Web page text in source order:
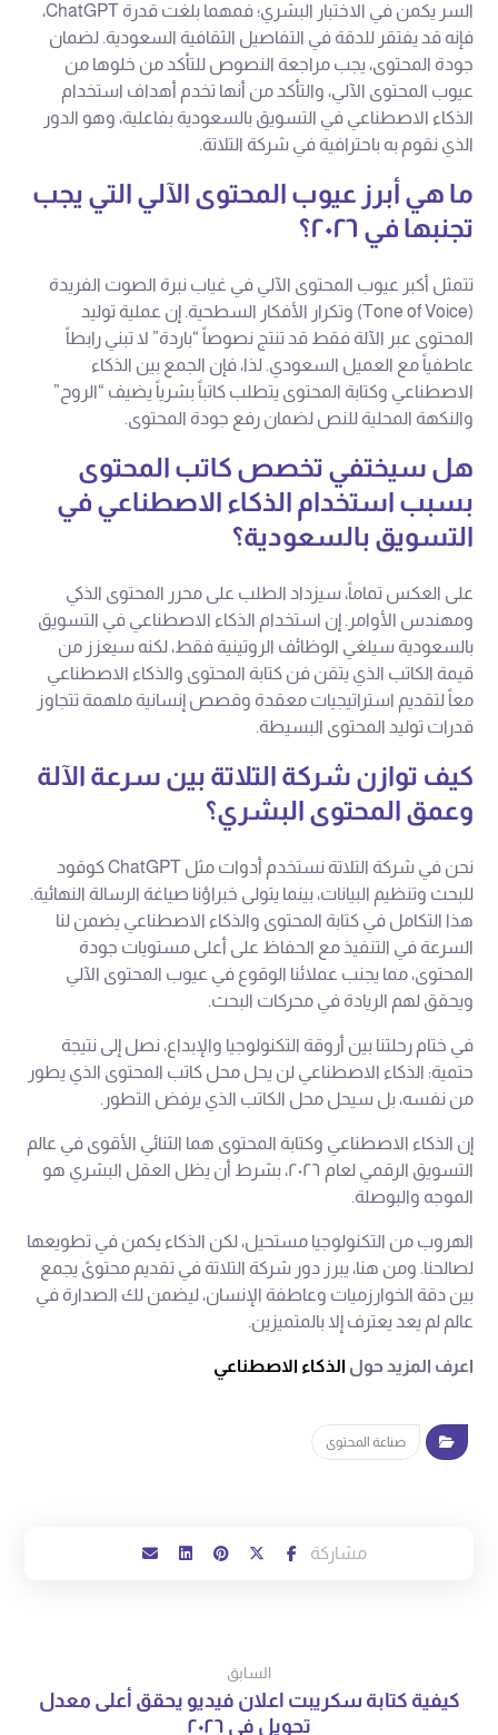
السر يكمن في الاختبار البشري؛ فمهما بلغت قدرة ChatGPT،
فإنه قد يفتقر للدقة في التفاصيل الثقافية السعودية. لضمان
جودة المحتوى، يجب مراجعة النصوص للتأكد من خلوها من
عيوب المحتوى الآلي، والتأكد من أنها تخدم أهداف استخدام
الذكاء الاصطناعي في التسويق بالسعودية بفاعلية، وهو الدور
الذي نقوم به باحترافية في شركة التلاتة.
ما هي أبرز عيوب المحتوى الآلي التي يجب
تجنبها في ٢٠٢٦؟
تتمثل أكبر عيوب المحتوى الآلي في غياب نبرة الصوت الفريدة
(Tone of Voice) وتكرار الأفكار السطحية. إن عملية توليد
المحتوى عبر الآلة فقط قد تنتج نصوصاً “باردة” لا تبني رابطاً
عاطفياً مع العميل السعودي. لذا، فإن الجمع بين الذكاء
الاصطناعي وكتابة المحتوى يتطلب كاتباً بشرياً يضيف “الروح”
والنكهة المحلية للنص لضمان رفع جودة المحتوى.
هل سيختفي تخصص كاتب المحتوى
بسبب استخدام الذكاء الاصطناعي في
التسويق بالسعودية؟
على العكس تماماً، سيزداد الطلب على محرر المحتوى الذكي
ومهندس الأوامر. إن استخدام الذكاء الاصطناعي في التسويق
بالسعودية سيلغي الوظائف الروتينية فقط، لكنه سيعزز من
قيمة الكاتب الذي يتقن فن كتابة المحتوى والذكاء الاصطناعي
معاً لتقديم استراتيجيات معقدة وقصص إنسانية ملهمة تتجاوز
قدرات توليد المحتوى البسيطة.
كيف توازن شركة التلاتة بين سرعة الآلة
وعمق المحتوى البشري؟
نحن في شركة التلاتة نستخدم أدوات مثل ChatGPT كوقود
للبحث وتنظيم البيانات، بينما يتولى خبراؤنا صياغة الرسالة النهائية.
هذا التكامل في كتابة المحتوى والذكاء الاصطناعي يضمن لنا
السرعة في التنفيذ مع الحفاظ على أعلى مستويات جودة
المحتوى، مما يجنب عملائنا الوقوع في عيوب المحتوى الآلي
ويحقق لهم الريادة في محركات البحث.
في ختام رحلتنا بين أروقة التكنولوجيا والإبداع، نصل إلى نتيجة
حتمية: الذكاء الاصطناعي لن يحل محل كاتب المحتوى الذي يطور
من نفسه، بل سيحل محل الكاتب الذي يرفض التطور.
إن الذكاء الاصطناعي وكتابة المحتوى هما الثنائي الأقوى في عالم
التسويق الرقمي لعام ٢٠٢٦، بشرط أن يظل العقل البشري هو
الموجه والبوصلة.
الهروب من التكنولوجيا مستحيل، لكن الذكاء يكمن في تطويعها
لصالحنا. ومن هنا، يبرز دور شركة التلاتة في تقديم محتوىً يجمع
بين دقة الخوارزميات وعاطفة الإنسان، ليضمن لك الصدارة في
عالم لم يعد يعترف إلا بالمتميزين.
اعرف المزيد حول الذكاء الاصطناعي
صناعة المحتوى
السابق
كيفية كتابة سكريبت اعلان فيديو يحقق أعلى معدل
تحويل في ٢٠٢٦